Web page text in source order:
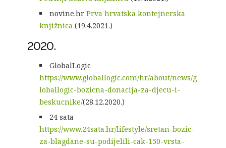
novine.hrPrva hrvatska kontejnerska
knjižnica (19.4.2021.)
2020.
GlobalLogic
https://www.globallogic.com/hr/about/news/g
loballogic-bozicna-donacija-za-djecu-i-
beskucnike/(28.12.2020.)
24 sata
https://www.24sata.hr/lifestyle/sretan-bozic-
za-blagdane-su-podijelili-cak-150-vrsta-